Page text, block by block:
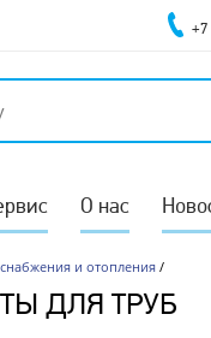
О нас
и отопления /
ДЛЯ ТРУБ